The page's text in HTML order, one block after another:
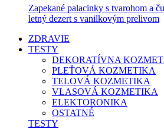
Zapekané palacinky s tvarohom a
letný dezert s vanilkovým prelivom
ZDRAVIE
TESTY
DEKORATÍVNA
PLEŤOVÁ KOZMETIKA
TELOVÁ KOZMETIKA
VLASOVÁ KOZMETIKA
ELEKTORONIKA
OSTATNÉ
TESTY